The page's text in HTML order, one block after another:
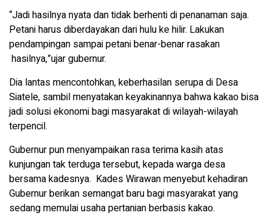
“Jadi hasilnya nyata dan tidak berhenti di penanaman saja.
Petani harus diberdayakan dari hulu ke hilir. Lakukan
pendampingan sampai petani benar-benar rasakan
hasilnya,”ujar gubernur.
Dia lantas mencontohkan, keberhasilan serupa di Desa
Siatele, sambil menyatakan keyakinannya bahwa kakao bisa
jadi solusi ekonomi bagi masyarakat di wilayah-wilayah
terpencil.
Gubernur pun menyampaikan rasa terima kasih atas
kunjungan tak terduga tersebut, kepada warga desa
bersama kadesnya. Kades Wirawan menyebut kehadiran
Gubernur berikan semangat baru bagi masyarakat yang
sedang memulai usaha pertanian berbasis kakao.